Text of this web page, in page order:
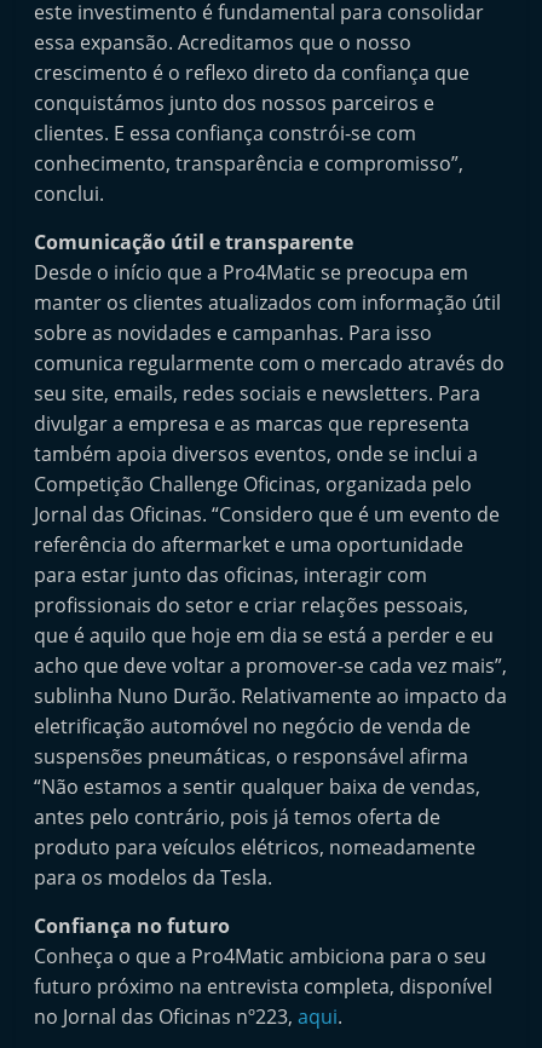
este investimento é fundamental para consolidar
essa expansão. Acreditamos que o nosso
crescimento é o reflexo direto da confiança que
conquistámos junto dos nossos parceiros e
clientes. E essa confiança constrói-se com
conhecimento, transparência e compromisso”,
conclui.
Comunicação útil e transparente
Desde o início que a Pro4Matic se preocupa em
manter os clientes atualizados com informação útil
sobre as novidades e campanhas. Para isso
comunica regularmente com o mercado através do
seu site, emails, redes sociais e newsletters. Para
divulgar a empresa e as marcas que representa
também apoia diversos eventos, onde se inclui a
Competição Challenge Oficinas, organizada pelo
Jornal das Oficinas. “Considero que é um evento de
referência do aftermarket e uma oportunidade
para estar junto das oficinas, interagir com
profissionais do setor e criar relações pessoais,
que é aquilo que hoje em dia se está a perder e eu
acho que deve voltar a promover-se cada vez mais”,
sublinha Nuno Durão. Relativamente ao impacto da
eletrificação automóvel no negócio de venda de
suspensões pneumáticas, o responsável afirma
“Não estamos a sentir qualquer baixa de vendas,
antes pelo contrário, pois já temos oferta de
produto para veículos elétricos, nomeadamente
para os modelos da Tesla.
Confiança no futuro
Conheça o que a Pro4Matic ambiciona para o seu
futuro próximo na entrevista completa, disponível
no Jornal das Oficinas nº223,aqui.